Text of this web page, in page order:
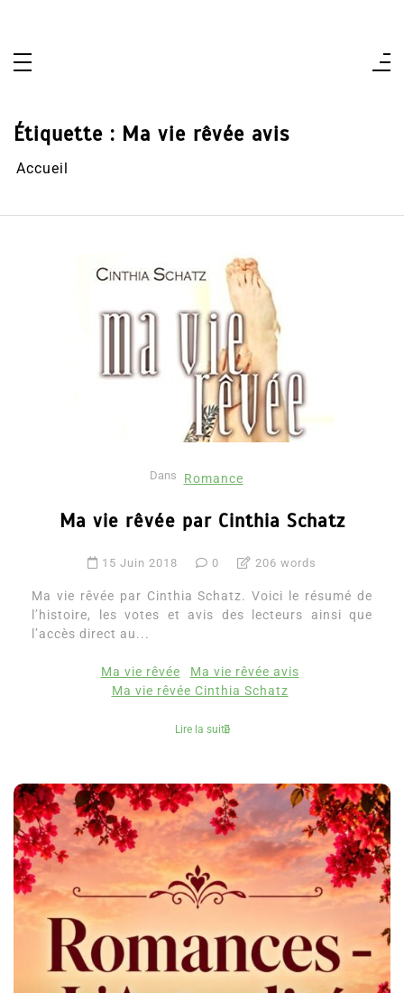
Étiquette : Ma vie rêvée avis
Accueil
Dans Romance
Ma vie rêvée par Cinthia Schatz
15 Juin 2018 0 206 words
Ma vie rêvée par Cinthia Schatz. Voici le résumé de
l’histoire, les votes et avis des lecteurs ainsi que
l’accès direct au...
Ma vie rêvée
Ma vie rêvée avis
Ma vie rêvée Cinthia Schatz
Lire la suite